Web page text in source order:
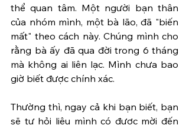
thể quan tâm. Một người bạn thân
của nhóm mình, một bà lão, đã "biến
mất" theo cách này. Chúng mình cho
rằng bà ấy đã qua đời trong 6 tháng
mà không ai liên lạc. Mình chưa bao
giờ biết được chính xác.
Thường thì, ngay cả khi bạn biết, bạn
sẽ tự hỏi liệu mình có được mời đến